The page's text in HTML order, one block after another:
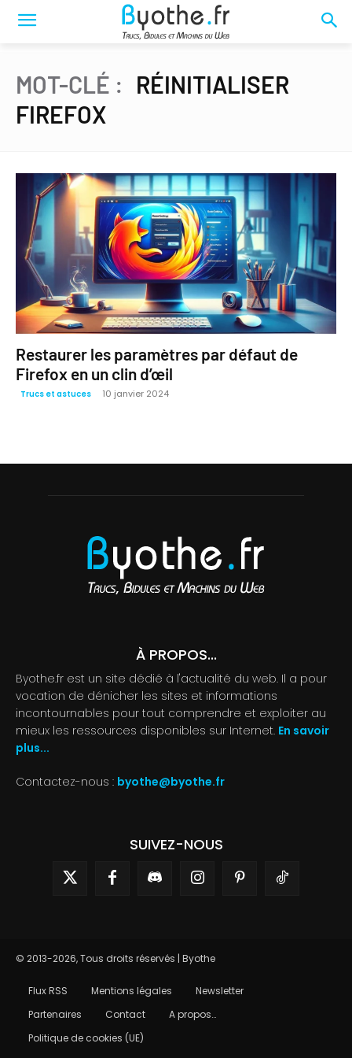
MOT-CLÉ : RÉINITIALISER
FIREFOX
Restaurer les paramètres par défaut de
Firefox en un clin d’œil
Trucs et astuces 10 janvier 2024
À PROPOS...
Byothe.fr est un site dédié à l'actualité du web. Il a pour
vocation de dénicher les sites et informations
incontournables pour tout comprendre et exploiter au
mieux les ressources disponibles sur Internet. En savoir
plus...
Contactez-nous : byothe@byothe.fr
SUIVEZ-NOUS
© 2013-2026, Tous droits réservés | Byothe
Flux RSS Mentions légales
Newsletter
Partenaires
Contact
A propos…
Politique de cookies (UE)